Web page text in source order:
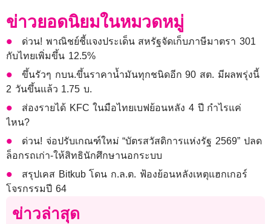
ข่าวยอดนิยมในหมวดหมู่
ด่วน! พาณิชย์ชี้แจงประเด็น สหรัฐจัดเก็บภาษีมาตรา 301
กับไทยเพิ่มขึ้น 12.5%
ขึ้นรัวๆ กบน.ขึ้นราคาน้ำมันทุกชนิดอีก 90 สต. มีผลพรุ่งนี้
2 วันขึ้นแล้ว 1.75 บ.
ส่องรายได้ KFC ในมือไทยเบฟย้อนหลัง 4 ปี กำไรแค่
ไหน?
ด่วน! จ่อปรับเกณฑ์ใหม่ “บัตรสวัสดิการแห่งรัฐ 2569” ปลด
ล็อกรถเก่า-ให้สิทธินักศึกษานอกระบบ
สรุปเคส Bitkub โดน ก.ล.ต. ฟ้องย้อนหลังเหตุแฮกเกอร์
โจรกรรมปี 64
ข่าวล่าสุด